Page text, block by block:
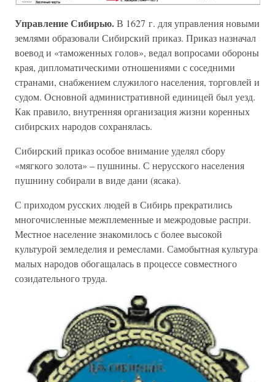
Управление Сибирью.В 1627 г. для управления новыми
землями образовали Сибирский приказ. Приказ назначал
воевод и «таможенных голов», ведал вопросами обороны
края, дипломатическими отношениями с соседними
странами, снабжением служилого населения, торговлей и
судом. Основной административной единицей был уезд.
Как правило, внутренняя организация жизни коренных
сибирских народов сохранялась.
Сибирский приказ особое внимание уделял сбору
«мягкого золота» – пушнины. С нерусского населения
пушнину собирали в виде дани (ясака).
С приходом русских людей в Сибирь прекратились
многочисленные межплеменные и межродовые распри.
Местное население знакомилось с более высокой
культурой земледелия и ремеслами. Самобытная культура
малых народов обогащалась в процессе совместного
созидательного труда.